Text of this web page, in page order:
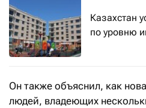
Казахстан
по уровню
Он также объяснил, как
людей, владеющих